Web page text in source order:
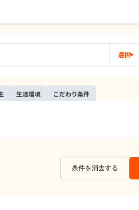
選択
生活環境 こだわり条件
条件を消去する